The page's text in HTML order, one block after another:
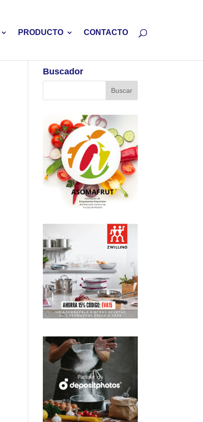
PRODUCTO CONTACTO
Buscador